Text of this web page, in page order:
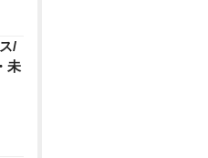
/
未